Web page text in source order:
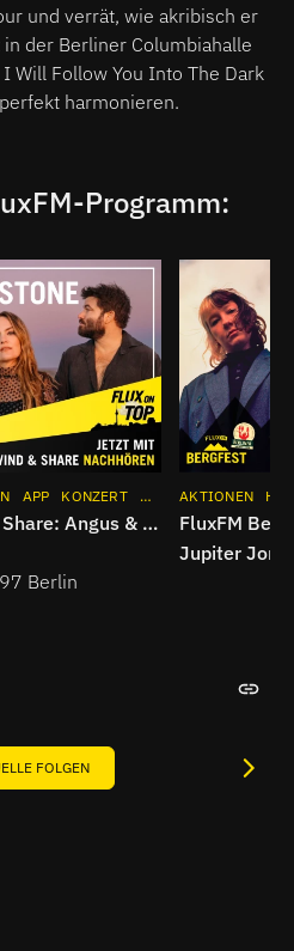
und verrät, wie akribisch er
der Berliner Columbiahalle
Will Follow You Into The Dark
harmonieren.
Programm:
APP KONZERT EVENTS MUSIK
Nachhören mit Rewind & Share: Angus & Julia Stone LIVE bei Flux On Top #3 am 4. August 2026
Berlin
AKTIONEN
FluxFM
Jupiter
FOLGEN